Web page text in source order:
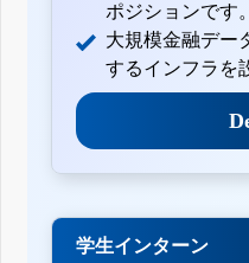
ポジションです。
大規模金融デー
するインフラを
学生インターン